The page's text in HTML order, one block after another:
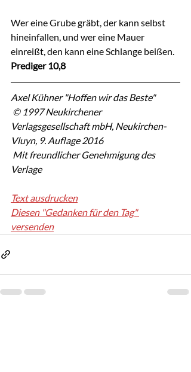
Wer eine Grube gräbt, der kann selbst
hineinfallen, und wer eine Mauer
einreißt, den kann eine Schlange beißen.
Prediger 10,8
Axel Kühner "Hoffen wir das Beste"
Verlagsgesellschaft mbH, Neukirchen-
Vluyn, 9. Auflage 2016
Verlage
Text ausdrucken
Diesen "Gedanken für den Tag"
versenden